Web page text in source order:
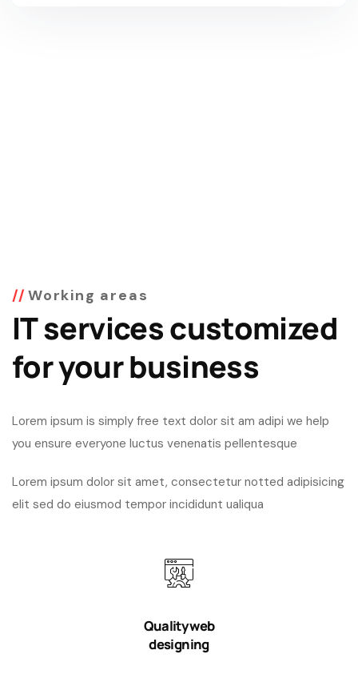
Working areas
IT services customized
for your business
Lorem ipsum is simply free text dolor sit am adipi we help
you ensure everyone luctus venenatis pellentesque
Lorem ipsum dolor sit amet, consectetur notted adipisicing
elit sed do eiusmod tempor incididunt ualiqua
Quality web
designing